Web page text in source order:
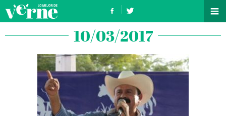
10/03/2017